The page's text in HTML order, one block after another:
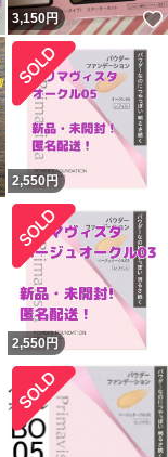
いいね！
3,150円
いいね！
2,550円
2,550円